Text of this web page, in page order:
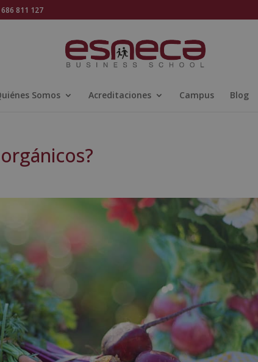
811 127
Somos Acreditaciones Campus Blog